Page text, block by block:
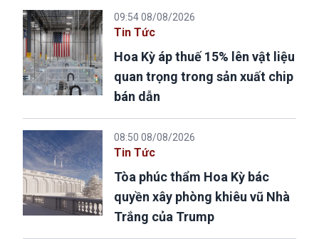
09:54 08/08/2026
Tin Tức
Hoa Kỳ áp thuế 15% lên vật liệu
quan trọng trong sản xuất chip
bán dẫn
08:50 08/08/2026
Tin Tức
Tòa phúc thẩm Hoa Kỳ bác
quyền xây phòng khiêu vũ Nhà
Trắng của Trump